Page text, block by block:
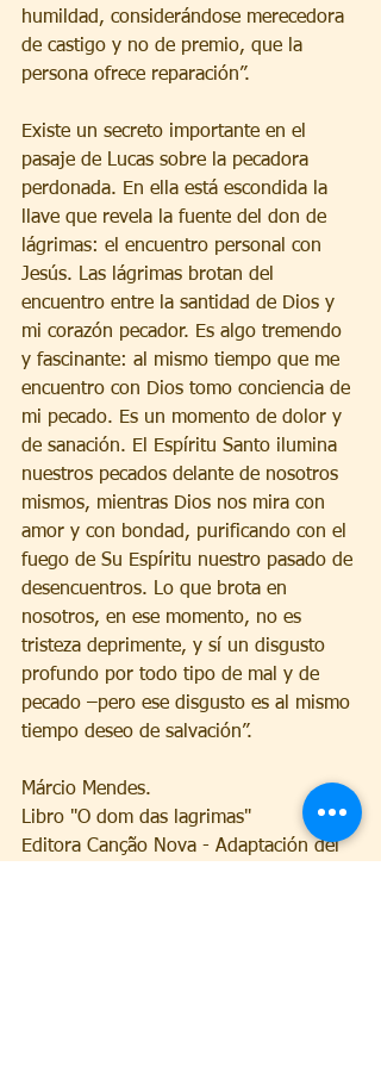
humildad, considerándose merecedora
de castigo y no de premio, que la
persona ofrece reparación”.
Existe un secreto importante en el
pasaje de Lucas sobre la pecadora
perdonada. En ella está escondida la
llave que revela la fuente del don de
lágrimas: el encuentro personal con
Jesús. Las lágrimas brotan del
encuentro entre la santidad de Dios y
mi corazón pecador. Es algo tremendo
y fascinante: al mismo tiempo que me
encuentro con Dios tomo conciencia de
mi pecado. Es un momento de dolor y
de sanación. El Espíritu Santo ilumina
nuestros pecados delante de nosotros
mismos, mientras Dios nos mira con
amor y con bondad, purificando con el
fuego de Su Espíritu nuestro pasado de
desencuentros. Lo que brota en
nosotros, en ese momento, no es
tristeza deprimente, y sí un disgusto
profundo por todo tipo de mal y de
pecado –pero ese disgusto es al mismo
tiempo deseo de salvación”.
Márcio Mendes.
Libro "O dom das lagrimas"
Editora Canção Nova - Adaptación del